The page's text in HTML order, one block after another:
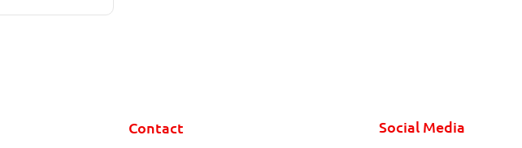
Contact Social Media